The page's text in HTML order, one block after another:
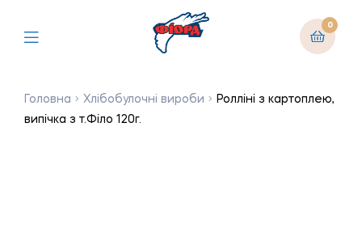
0
Головна Хлібобулочні вироби
Ролліні з картоплею,
випічка з т.Філо 120г.